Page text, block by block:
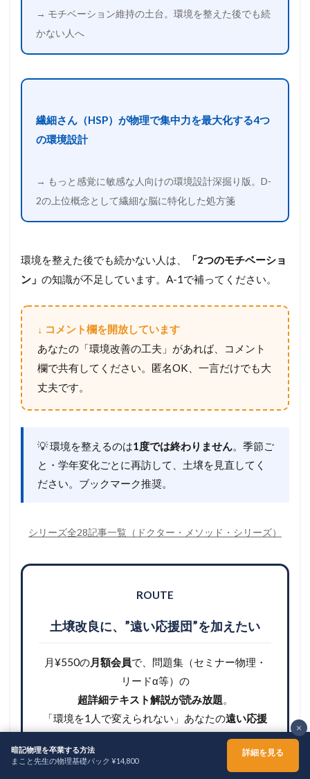
→ モチベーション維持の土台。環境を整えた後でも続
かない人へ
繊細さん（HSP）が物理で集中力を最大化する4つ
の環境設計
→ もっと感覚に敏感な人向けの環境設計深掘り版。D-
2の上位概念として繊細な脳に特化した処方箋
環境を整えた後でも続かない人は、
「2つのモチベーショ
ン」 の知識が不足しています。A-1で補ってください。
↓ コメント欄を開放しています
あなたの「環境改善の工夫」があれば、コメント
欄で共有してください。匿名OK、一言だけでも大
丈夫です。
💡 環境を整えるのは1度では終わりません。季節ご
と・学年変化ごとに再訪して、土壌を見直してく
ださい。ブックマーク推奨。
シリーズ全28記事一覧（ドクター・メソッド・シリーズ）
ROUTE
土壌改良に、”遠い応援団”を加えたい
月¥550の月額会員で、問題集（セミナー物理・
リードα等）の
超詳細テキスト解説が読み放題。
「環境を1人で変えられない」あなたの遠い応援
×
暗記物理を卒業する方法
まこと先生の物理基礎パック ¥14,800
詳細を見る